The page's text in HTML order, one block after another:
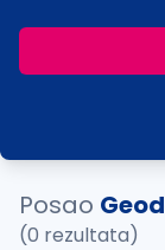
Posao
(0 rezultata)